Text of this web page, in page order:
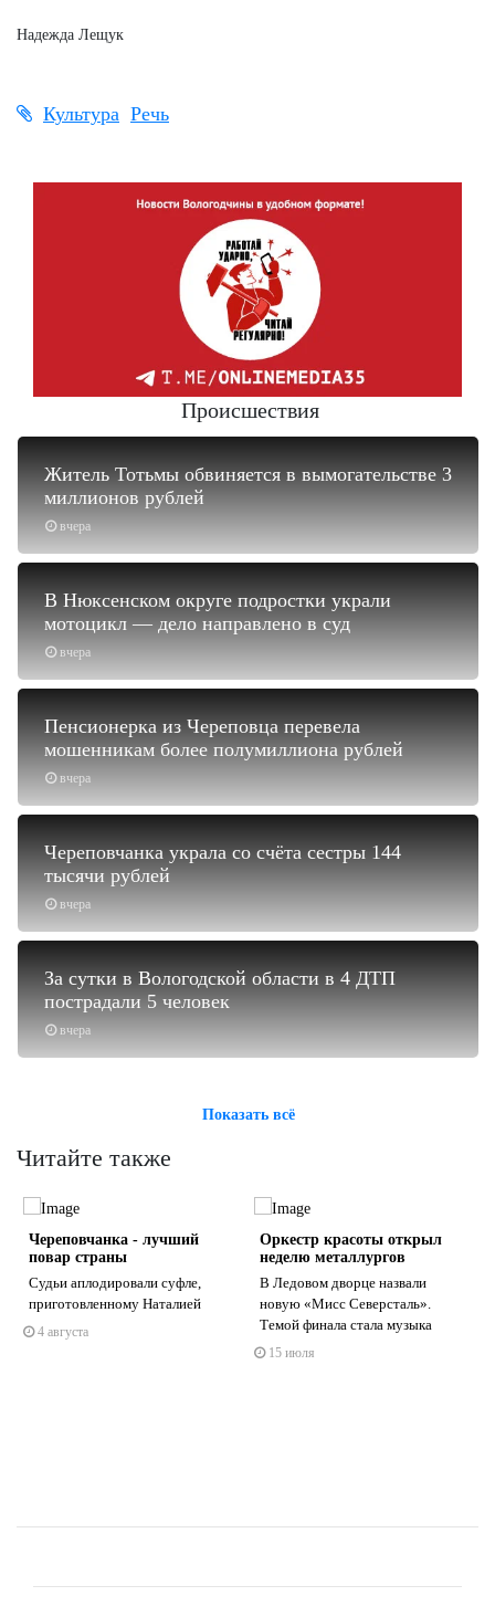
Надежда Лещук
Культура Речь
Происшествия
вчера
Житель Тотьмы обвиняется в вымогательстве 3
миллионов рублей
вчера
В Нюксенском округе подростки украли
мотоцикл — дело направлено в суд
вчера
Пенсионерка из Череповца перевела
мошенникам более полумиллиона рублей
вчера
Череповчанка украла со счёта сестры 144
тысячи рублей
вчера
За сутки в Вологодской области в 4 ДТП
пострадали 5 человек
Показать всё
Читайте также
Череповчанка - лучший
повар страны
Судьи аплодировали суфле,
приготовленному Наталией
4 августа
Оркестр красоты открыл
неделю металлургов
В Ледовом дворце назвали
новую «Мисс Северсталь».
Темой финала стала музыка
15 июля